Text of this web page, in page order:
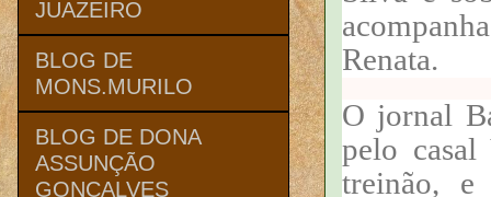
Renata.
O jornal
pelo
treinão,
JUAZEIRO
BLOG DE
MONS.MURILO
BLOG DE DONA
ASSUNÇÃO
GONÇALVES